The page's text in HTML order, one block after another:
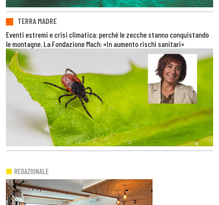
TERRA MADRE
Eventi estremi e crisi climatica: perché le zecche stanno conquistando
le montagne. La Fondazione Mach: «In aumento rischi sanitari»